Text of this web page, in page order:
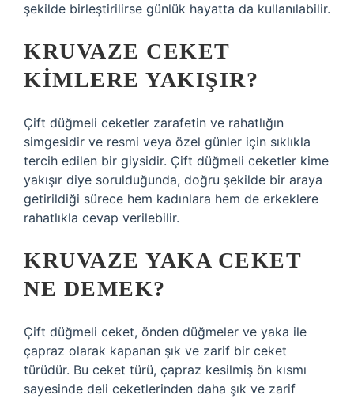
şekilde birleştirilirse günlük hayatta da kullanılabilir.
KRUVAZE CEKET
KIMLERE YAKIŞIR?
Çift düğmeli ceketler zarafetin ve rahatlığın
simgesidir ve resmi veya özel günler için sıklıkla
tercih edilen bir giysidir. Çift düğmeli ceketler kime
yakışır diye sorulduğunda, doğru şekilde bir araya
getirildiği sürece hem kadınlara hem de erkeklere
rahatlıkla cevap verilebilir.
KRUVAZE YAKA CEKET
NE DEMEK?
Çift düğmeli ceket, önden düğmeler ve yaka ile
çapraz olarak kapanan şık ve zarif bir ceket
türüdür. Bu ceket türü, çapraz kesilmiş ön kısmı
sayesinde deli ceketlerinden daha şık ve zarif